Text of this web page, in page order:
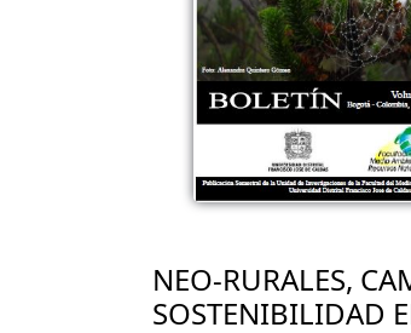
NEO-RURALES,
SOSTENIBILIDAD